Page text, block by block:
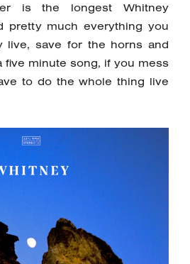
is the longest Whitney
pretty much everything you
live, save for the horns and
five minute song, if you mess
to do the whole thing live